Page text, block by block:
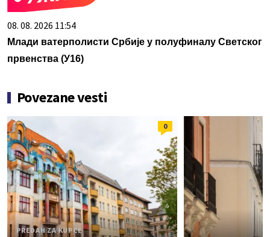
08. 08. 2026 11:54
Млади ватерполисти Србије у полуфиналу Светског
првенства (У16)
Povezane vesti
0
PREDAH ZA KUPCE